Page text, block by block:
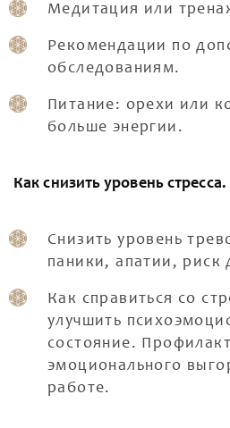
Медитация или
Рекомендации по
обследованиям.
Питание: орехи или
больше энергии.
Как снизить уровень стресса.
Снизить уровень
паники, апатии, риск
Как справиться со
улучшить
состояние.
эмоционального
работе.